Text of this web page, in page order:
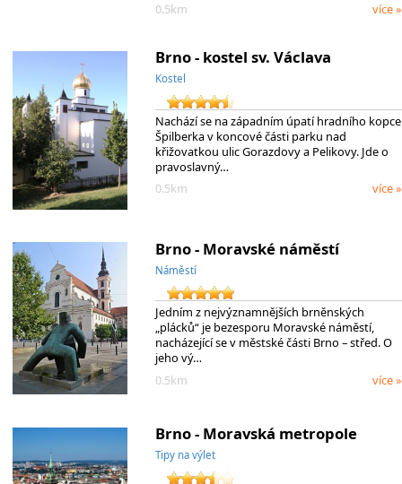
0.5km
více »
Brno - kostel sv. Václava
Kostel
Nachází se na západním úpatí hradního kopce
Špilberka v koncové části parku nad
křižovatkou ulic Gorazdovy a Pelikovy. Jde o
pravoslavný…
0.5km
více »
Brno - Moravské náměstí
Náměstí
Jedním z nejvýznamnějších brněnských
„plácků“ je bezesporu Moravské náměstí,
nacházející se v městské části Brno – střed. O
jeho vý…
0.5km
více »
Brno - Moravská metropole
Tipy na výlet